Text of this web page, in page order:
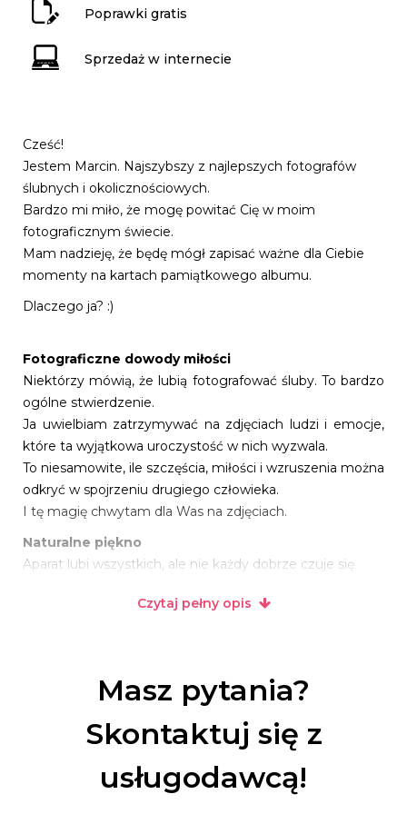
Poprawki gratis
Sprzedaż w internecie
Cześć!
Jestem Marcin. Najszybszy z najlepszych fotografów
ślubnych i okolicznościowych.
Bardzo mi miło, że mogę powitać Cię w moim
fotograficznym świecie.
Mam nadzieję, że będę mógł zapisać ważne dla Ciebie
momenty na kartach pamiątkowego albumu.
Dlaczego ja? :)
Fotograficzne dowody miłości
Niektórzy mówią, że lubią fotografować śluby. To bardzo
ogólne stwierdzenie.
Ja uwielbiam zatrzymywać na zdjęciach ludzi i emocje,
które ta wyjątkowa uroczystość w nich wyzwala.
To niesamowite, ile szczęścia, miłości i wzruszenia można
odkryć w spojrzeniu drugiego człowieka.
I tę magię chwytam dla Was na zdjęciach.
Naturalne piękno
Aparat lubi wszystkich, ale nie każdy dobrze czuje się
Wiem to. Dlatego przez lata wykształciłem w sobie
że najlepsze kadry, to te niepozowane. Zdjęcia, które
miłosne historie, ale także przeżycia towarzyszące
Najszybszy z najlepszych
Czytaj pełny opis
Masz pytania?
Skontaktuj się z
usługodawcą!